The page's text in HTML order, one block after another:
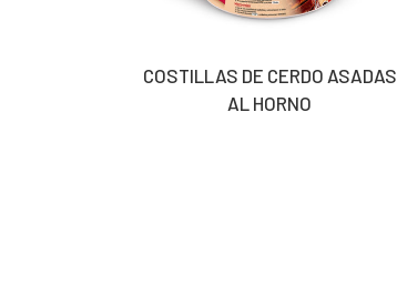
COSTILLAS DE CERDO ASADAS
AL HORNO